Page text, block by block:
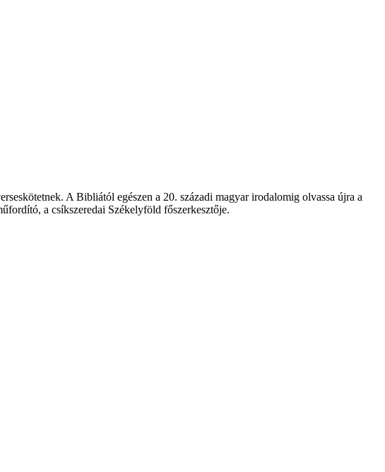
A Bibliától egészen a 20. századi magyar irodalomig olvassa újra a
a csíkszeredai Székelyföld főszerkesztője.